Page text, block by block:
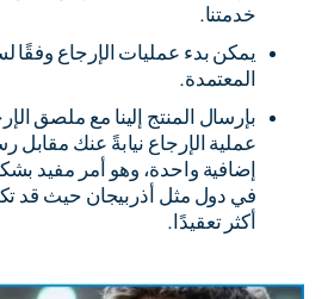
خدمتنا.
يمكن بدء عمليات الإرجاع وفقًا
المعتمدة.
بإرسال المنتج إلينا مع ملصق
عملية الإرجاع نيابةً عنك مقابل
إضافية واحدة، وهو أمر مفيد
في دول مثل أذربيجان حيث قد
أكثر تعقيدًا.